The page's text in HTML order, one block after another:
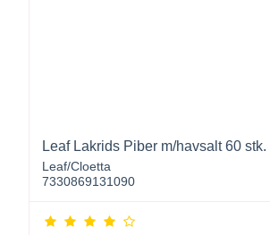
Leaf Lakrids Piber m/havsalt 60 stk.
Leaf/Cloetta
7330869131090